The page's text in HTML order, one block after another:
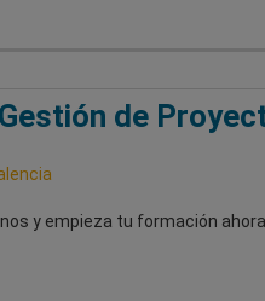
de
y empieza tu formación